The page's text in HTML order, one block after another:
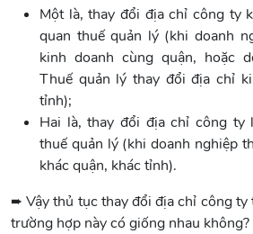
Một là, thay đổi địa chỉ công ty
quan thuế quản lý (khi doanh
kinh doanh cùng quận, hoặc
Thuế quản lý thay đổi địa chỉ
tỉnh);
Hai là, thay đổi địa chỉ công ty
thuế quản lý (khi doanh nghiệp
khác quận, khác tỉnh).
➨ Vậy thủ tục thay đổi địa chỉ công ty
trường hợp này có giống nhau không?